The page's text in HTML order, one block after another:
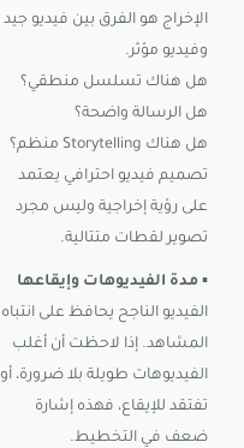
الإخراج هو الفرق بين فيديو جيد
وفيديو مؤثر.
هل هناك تسلسل منطقي؟
هل الرسالة واضحة؟
هل هناك Storytelling منظم؟
تصميم فيديو احترافي يعتمد
على رؤية إخراجية وليس مجرد
تصوير لقطات متتالية.
▪️ مدة الفيديوهات وإيقاعها
الفيديو الناجح يحافظ على انتباه
المشاهد. إذا لاحظت أن أغلب
الفيديوهات طويلة بلا ضرورة، أو
تفتقد للإيقاع، فهذه إشارة
ضعف في التخطيط.